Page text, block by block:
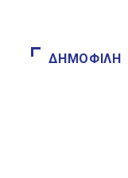
ΔΗΜΟΦΙΛΉ